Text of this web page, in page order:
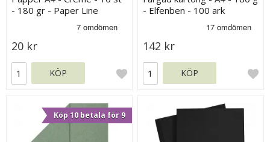
- 180 gr - Paper Line
20 kr
KÖP
- Elfenben - 100 ark
142 kr
KÖP
Köp 10 betala för 9